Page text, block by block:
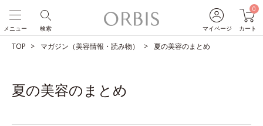
マイページ
0
カート
検索
メニュー
TOP マガジン（美容情報・読み物） 夏の美容のまとめ
夏の美容のまとめ